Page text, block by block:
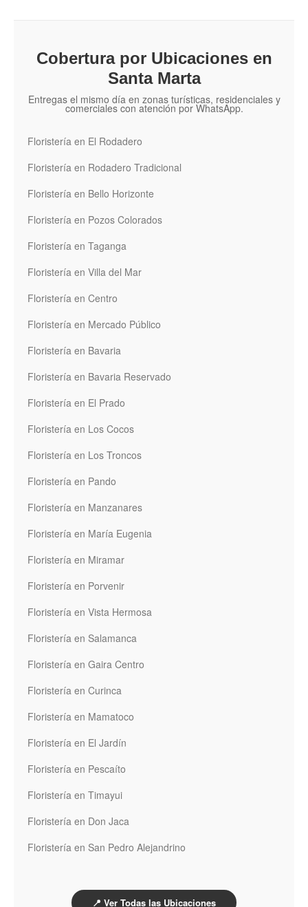
Cobertura por Ubicaciones en
Santa Marta
Entregas el mismo día en zonas turísticas, residenciales y
comerciales con atención por WhatsApp.
Floristería en El Rodadero
Floristería en Rodadero Tradicional
Floristería en Bello Horizonte
Floristería en Pozos Colorados
Floristería en Taganga
Floristería en Villa del Mar
Floristería en Centro
Floristería en Mercado Público
Floristería en Bavaria
Floristería en Bavaria Reservado
Floristería en El Prado
Floristería en Los Cocos
Floristería en Los Troncos
Floristería en Pando
Floristería en Manzanares
Floristería en María Eugenia
Floristería en Miramar
Floristería en Porvenir
Floristería en Vista Hermosa
Floristería en Salamanca
Floristería en Gaira Centro
Floristería en Curinca
Floristería en Mamatoco
Floristería en El Jardín
Floristería en Pescaíto
Floristería en Timayui
Floristería en Don Jaca
Floristería en San Pedro Alejandrino
📍 Ver Todas las Ubicaciones